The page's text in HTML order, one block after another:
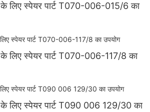
के लिए स्पेयर पार्ट T070-006-015/6 का
के लिए स्पेयर पार्ट T070-006-117/8 का
के लिए स्पेयर पार्ट T090 006 129/30 का